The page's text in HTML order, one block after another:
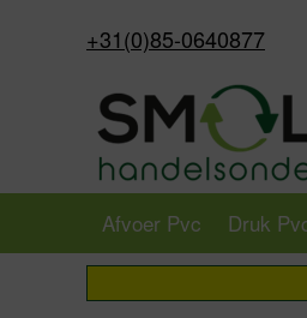
+31(0)85-0640877
Afvoer Pvc Druk